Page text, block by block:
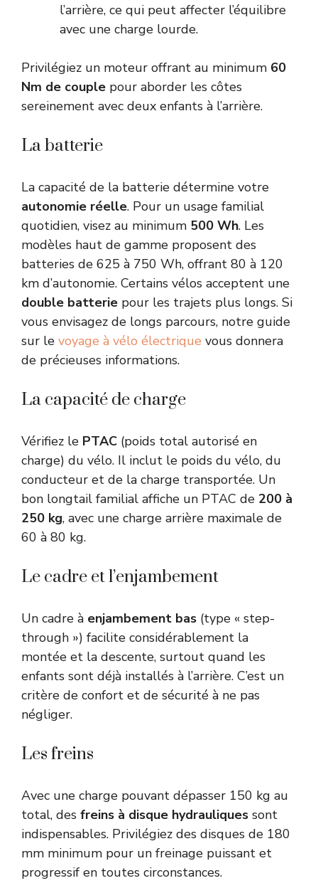
l’arrière, ce qui peut affecter l’équilibre
avec une charge lourde.
Privilégiez un moteur offrant au minimum 60
Nm de couple pour aborder les côtes
sereinement avec deux enfants à l’arrière.
La batterie
La capacité de la batterie détermine votre
autonomie réelle. Pour un usage familial
quotidien, visez au minimum 500 Wh. Les
modèles haut de gamme proposent des
batteries de 625 à 750 Wh, offrant 80 à 120
km d’autonomie. Certains vélos acceptent une
double batterie pour les trajets plus longs. Si
vous envisagez de longs parcours, notre guide
sur le voyage à vélo électrique vous donnera
de précieuses informations.
La capacité de charge
Vérifiez le PTAC (poids total autorisé en
charge) du vélo. Il inclut le poids du vélo, du
conducteur et de la charge transportée. Un
bon longtail familial affiche un PTAC de 200 à
250 kg, avec une charge arrière maximale de
60 à 80 kg.
Le cadre et l’enjambement
Un cadre à enjambement bas (type « step-
through ») facilite considérablement la
montée et la descente, surtout quand les
enfants sont déjà installés à l’arrière. C’est un
critère de confort et de sécurité à ne pas
négliger.
Les freins
Avec une charge pouvant dépasser 150 kg au
total, des freins à disque hydrauliques sont
indispensables. Privilégiez des disques de 180
mm minimum pour un freinage puissant et
progressif en toutes circonstances.